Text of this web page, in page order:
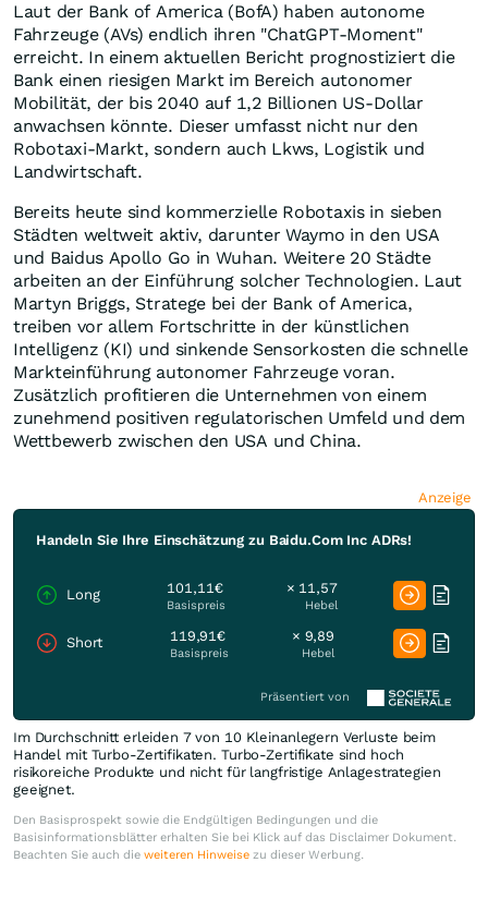
Laut der Bank of America (BofA) haben autonome
Fahrzeuge (AVs) endlich ihren "ChatGPT-Moment"
erreicht. In einem aktuellen Bericht prognostiziert die
Bank einen riesigen Markt im Bereich autonomer
Mobilität, der bis 2040 auf 1,2 Billionen US-Dollar
anwachsen könnte. Dieser umfasst nicht nur den
Robotaxi-Markt, sondern auch Lkws, Logistik und
Landwirtschaft.
Bereits heute sind kommerzielle Robotaxis in sieben
Städten weltweit aktiv, darunter Waymo in den USA
und Baidus Apollo Go in Wuhan. Weitere 20 Städte
arbeiten an der Einführung solcher Technologien. Laut
Martyn Briggs, Stratege bei der Bank of America,
treiben vor allem Fortschritte in der künstlichen
Intelligenz (KI) und sinkende Sensorkosten die schnelle
Markteinführung autonomer Fahrzeuge voran.
Zusätzlich profitieren die Unternehmen von einem
zunehmend positiven regulatorischen Umfeld und dem
Wettbewerb zwischen den USA und China.
Anzeige
Handeln Sie Ihre Einschätzung zu Baidu.Com Inc ADRs!
Long 101,11€
Basispreis
× 11,57
Hebel
Short 119,91€
Basispreis
× 9,89
Hebel
Präsentiert von
Im Durchschnitt erleiden 7 von 10 Kleinanlegern Verluste beim
Handel mit Turbo-Zertifikaten. Turbo-Zertifikate sind hoch
risikoreiche Produkte und nicht für langfristige Anlagestrategien
geeignet.
Den Basisprospekt sowie die Endgültigen Bedingungen und die
Basisinformationsblätter erhalten Sie bei Klick auf das Disclaimer Dokument.
Beachten Sie auch die weiteren Hinweise zu dieser Werbung.